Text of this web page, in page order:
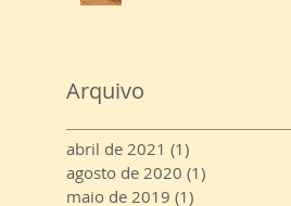
Arquivo
abril de 2021 (1)
agosto de 2020 (1)
maio de 2019 (1)